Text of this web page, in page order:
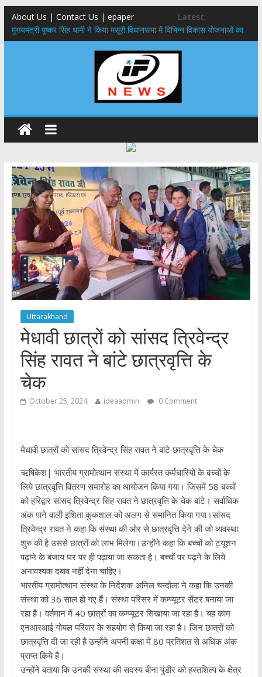
About Us | Contact Us | epaper
Latest:
मुख्यमंत्री पुष्कर सिंह धामी ने किया मसूरी विधानसभा में विभिन्न विकास योजनाओं का
लोकार्पण – शिलान्यास
एमडीडीए बोर्ड बैठक, देहरादून और मसूरी के विकास के लिए 25 बड़े प्रस्तावों को मिली
बुजुर्ग-दिव्यांगों के घर जाएंगे बीएलओ, करेंगे नोटिसों का निस्तारण
​देहरादून में 11 अगस्त को लगेगा एक दिवसीय रोजगार मेला, 559 पदों पर होगी भर्ती
पुष्पवर्षा और चरण प्रक्षालन के साथ देवभूमि ने किया शिवभक्त कांवड़ियों का
अभिनंदन,मुख्यमंत्री ने स्वास्थ्य सेवा शिविर का किया शुभारंभ, श्रद्धालुओं को अपने
हाथों से परोसा भोजन
Uttarakhand
मेधावी छात्रों को सांसद त्रिवेन्द्र
सिंह रावत ने बांटे छात्रवृत्ति के
चेक
October 25, 2024 ideaadmin 0 Comment
मेधावी छात्रों को सांसद त्रिवेन्द्र सिंह रावत ने बांटे छात्रवृत्ति के चेक
ऋषिकेश| भारतीय ग्रामोत्थान संस्था में कार्यरत कर्मचारियों के बच्चों के
लिये छात्रवृत्ति वितरण समारोह का आयोजन किया गया। जिसमें 58 बच्चों
को हरिद्वार सांसद त्रिवेन्द्र सिंह रावत ने छात्रवृत्ति के चेक बांटे। सर्वाधिक
अंक पाने वाली इशिता कुकशाल को अलग से समानित किया गया।सांसद
त्रिवेन्द्र रावत ने कहा कि संस्था की ओर से छात्रवृत्ति देने की जो व्यवस्था
शुरु की है उससे छात्रों को लाभ मिलेगा।उन्होंने कहा कि बच्चों को ट्यूशन
पढ़ाने के बजाय घर पर ही पढ़ाया जा सकता है। बच्चों पर पढ़ने के लिये
अनावश्यक दबाव नहीं देना चाहिए।
भारतीय ग्रामोत्थान संस्था के निदेशक अनिल चन्दोला ने कहा कि उनकी
संस्था को 36 साल हो गए हैं। संस्था परिसर में कम्प्यूटर सेंटर बनाया जा
रहा है। वर्तमान में 40 छात्रों का कम्प्यूटर सिखाया जा रहा है। यह काम
एनआरआई गोयल परिवार के सहयोग से किया जा रहा है। जिन छात्रों को
छात्रवृत्ति दी जा रही है उन्होंने अपनी कक्षा में 80 प्रतिशत से अधिक अंक
प्राप्त किये हैं।
उन्होंने बताया कि उनकी संस्था की सदस्य बीना पुंडीर को हस्तशिल्प के क्षेत्र